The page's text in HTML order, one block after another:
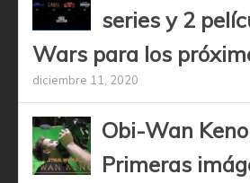
series y 2
Wars para los
diciembre 11, 2020
Obi-Wan
Primeras